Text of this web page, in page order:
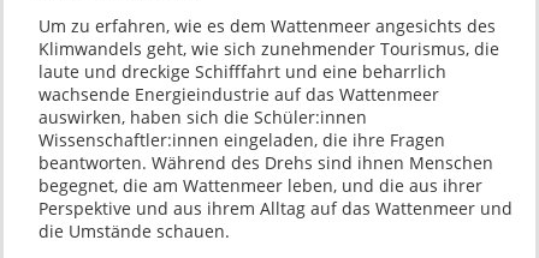
Um zu erfahren, wie es dem Wattenmeer angesichts des
Klimwandels geht, wie sich zunehmender Tourismus, die
laute und dreckige Schifffahrt und eine beharrlich
wachsende Energieindustrie auf das Wattenmeer
auswirken, haben sich die Schüler:innen
Wissenschaftler:innen eingeladen, die ihre Fragen
beantworten. Während des Drehs sind ihnen Menschen
begegnet, die am Wattenmeer leben, und die aus ihrer
Perspektive und aus ihrem Alltag auf das Wattenmeer und
die Umstände schauen.